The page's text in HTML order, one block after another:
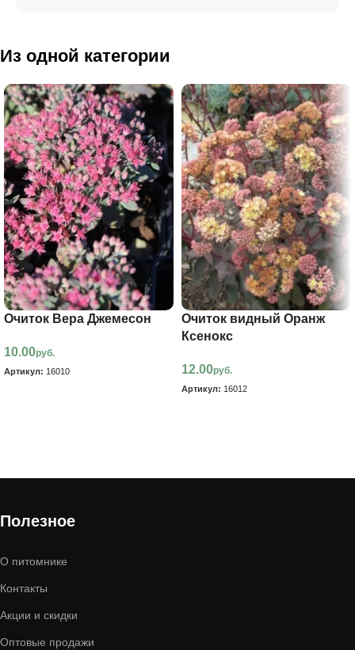
Из одной категории
Очиток Вера Джемесон
10.00руб.
Артикул: 16010
Очиток видный Оранж
Ксенокс
12.00руб.
Артикул: 16012
Полезное
О питомнике
Контакты
Акции и скидки
Оптовые продажи